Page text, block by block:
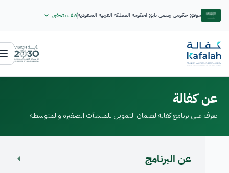
موقع حكومي رسمي تابع لحكومة المملكة العربية السعوديةكيف تتحقق
عن كفالة
تعرف على برنامج كفالة لضمان التمويل للمنشآت الصغيرة والمتوسطة
عن البرنامج